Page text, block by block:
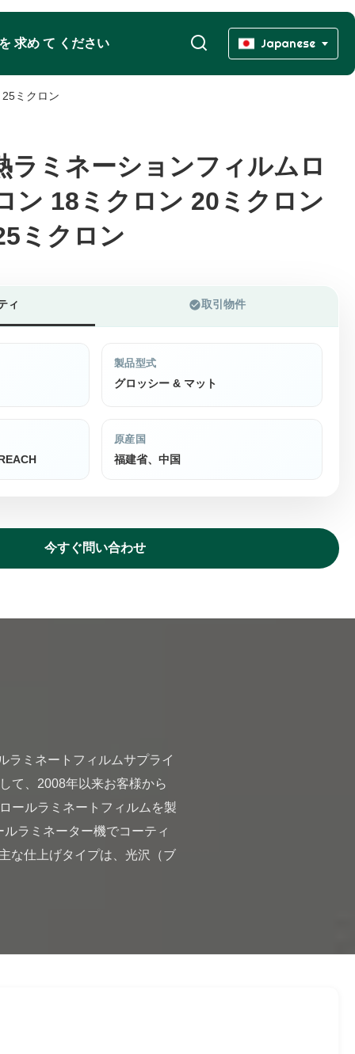
求め て ください Japanese
ミクロン
ラミネーションフィルムロ
ン 18ミクロン 20ミクロン
ミクロン
ラミネーションフィルムロ
ン 18ミクロン 20ミクロン
ミクロン
ィ 取引物件
製品型式
グロッシー & マット
原産国
福建省、中国
今すぐ問い合わせ
て、2008年以来お客様から
ールラミネートフィルムを製
ラミネーター機でコーティ
な仕上げタイプは、光沢（ブ